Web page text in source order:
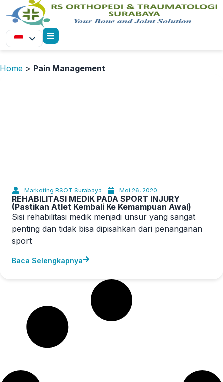
Home > Pain Management
Marketing RSOT Surabaya Mei 26, 2020
REHABILITASI MEDIK PADA SPORT INJURY
(Pastikan Atlet Kembali Ke Kemampuan Awal)
Sisi rehabilitasi medik menjadi unsur yang sangat
penting dan tidak bisa dipisahkan dari penanganan
sport
Baca Selengkapnya